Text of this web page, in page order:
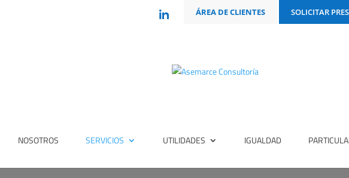
ÁREA DE CLIENTES SOLICITAR
NOSOTROS SERVICIOS UTILIDADES IGUALDAD